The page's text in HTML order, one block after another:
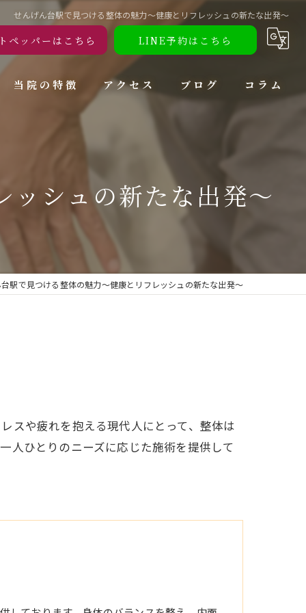
せんげん台駅で見つける整体の魅力〜健康とリフレッシュの新たな出発〜
ペッパーはこちら LINE予約はこちら
当院の特徴
頭痛
アクセス ブログ コラム
ッシュの新たな出発〜
駅で見つける整体の魅力〜健康とリフレッシュの新たな出発〜
スや疲れを抱える現代人にとって、整体は
人ひとりのニーズに応じた施術を提供して